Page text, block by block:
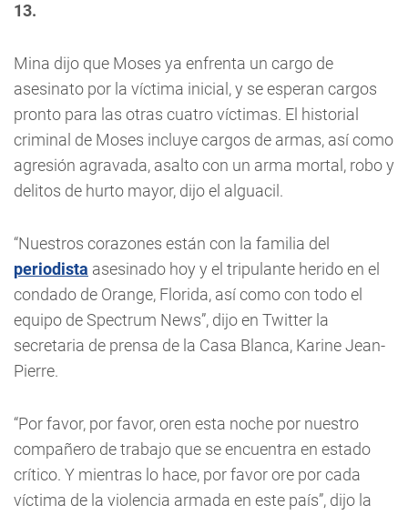
13.
Mina dijo que Moses ya enfrenta un cargo de
asesinato por la víctima inicial, y se esperan cargos
pronto para las otras cuatro víctimas. El historial
criminal de Moses incluye cargos de armas, así como
agresión agravada, asalto con un arma mortal, robo y
delitos de hurto mayor, dijo el alguacil.
“Nuestros corazones están con la familia del
periodista asesinado hoy y el tripulante herido en el
condado de Orange, Florida, así como con todo el
equipo de Spectrum News”, dijo en Twitter la
secretaria de prensa de la Casa Blanca, Karine Jean-
Pierre.
“Por favor, por favor, oren esta noche por nuestro
compañero de trabajo que se encuentra en estado
crítico. Y mientras lo hace, por favor ore por cada
víctima de la violencia armada en este país”, dijo la